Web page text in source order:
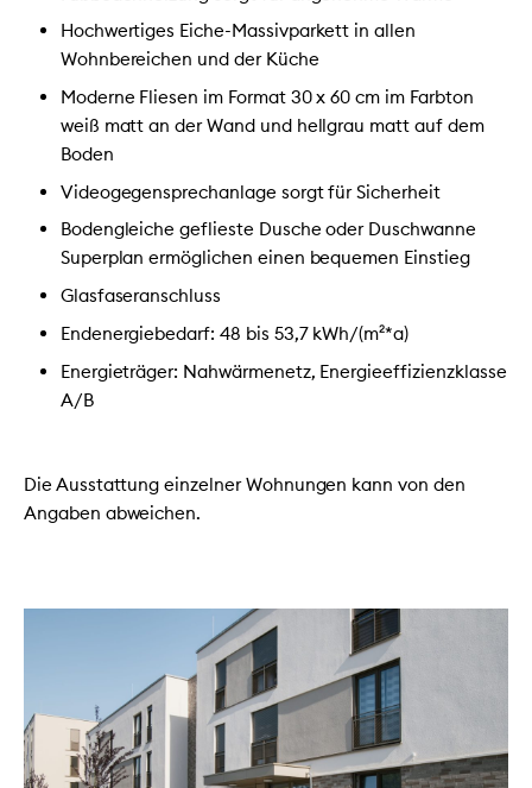
Hochwertiges Eiche-Massivparkett in allen
Wohnbereichen und der Küche
Moderne Fliesen im Format 30 x 60 cm im Farbton
weiß matt an der Wand und hellgrau matt auf dem
Boden
Videogegensprechanlage sorgt für Sicherheit
Bodengleiche geflieste Dusche oder Duschwanne
Superplan ermöglichen einen bequemen Einstieg
Glasfaseranschluss
Endenergiebedarf: 48 bis 53,7 kWh/(m²*a)
Energieträger: Nahwärmenetz, Energieeffizienzklasse
A/B
Die Ausstattung einzelner Wohnungen kann von den
Angaben abweichen.